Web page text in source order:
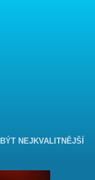
NEJKVALITNĚJŠÍ